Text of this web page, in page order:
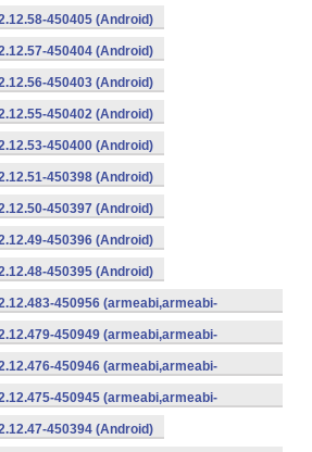
450405 (Android)
450404 (Android)
450403 (Android)
450402 (Android)
450400 (Android)
450398 (Android)
450397 (Android)
450396 (Android)
450395 (Android)
450956 (armeabi,armeabi-
450949 (armeabi,armeabi-
450946 (armeabi,armeabi-
450945 (armeabi,armeabi-
450394 (Android)